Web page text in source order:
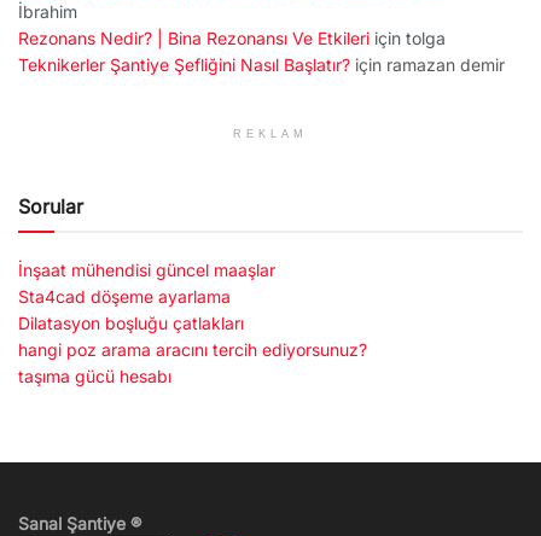
İbrahim
Rezonans Nedir? | Bina Rezonansı Ve Etkileri için tolga
Teknikerler Şantiye Şefliğini Nasıl Başlatır? için ramazan demir
REKLAM
Sorular
İnşaat mühendisi güncel maaşlar
Sta4cad döşeme ayarlama
Dilatasyon boşluğu çatlakları
hangi poz arama aracını tercih ediyorsunuz?
taşıma gücü hesabı
Sanal Şantiye ®